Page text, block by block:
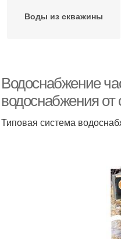
Воды из скважины
Водоснабжение
водоснабжения от
Типовая система